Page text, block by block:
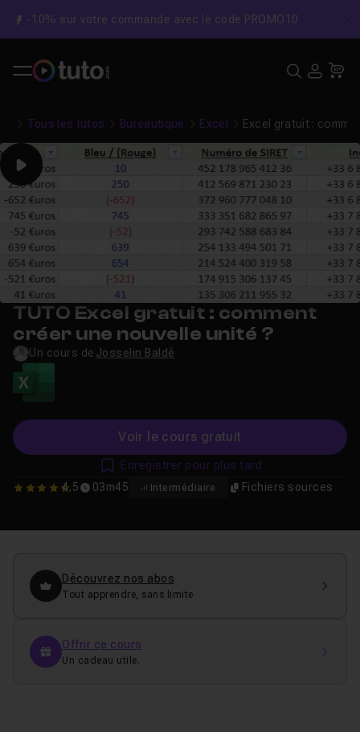
-10% sur votre commande avec le code PROMO10
Tous les tutos Bureautique Excel Excel gratuit :
Play
TUTO Excel gratuit : comment
créer une nouvelle unité ?
Un cours de Josselin Baldé
Voir le cours gratuit
4.5384615384615
4,5 03m45 Intermédiaire Fichiers sources
Enregistrer pour plus tard
Découvrez nos abos
Tout apprendre, sans limite
Offrir ce cours
Un cadeau utile.